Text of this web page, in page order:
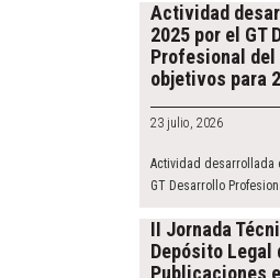
Actividad
2025 por el GT
Profesional del
objetivos para
23 julio, 2026
Actividad desarrollada
GT Desarrollo
II Jornada
Depósito Legal
Publicaciones